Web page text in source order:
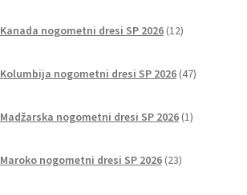
Kanada nogometni dresi SP 2026 12izdelkov
Kolumbija nogometni dresi SP 2026 47izdelkov
Madžarska nogometni dresi SP 2026 1izdelek
Maroko nogometni dresi SP 2026 23izdelkov